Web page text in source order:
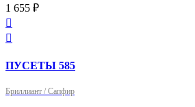
1 655 ₽


ПУСЕТЫ 585
Бриллиант / Сапфир